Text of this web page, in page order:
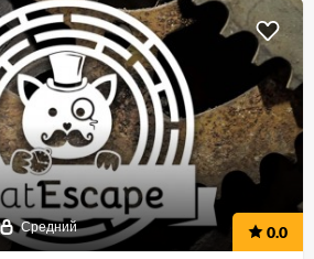
Средний 0.0